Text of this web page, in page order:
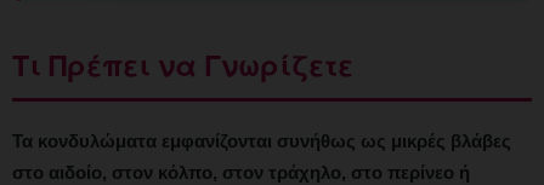
Τι Πρέπει να Γνωρίζετε
Τα κονδυλώματα εμφανίζονται συνήθως ως μικρές βλάβες
στο αιδοίο, στον κόλπο, στον τράχηλο, στο περίνεο ή